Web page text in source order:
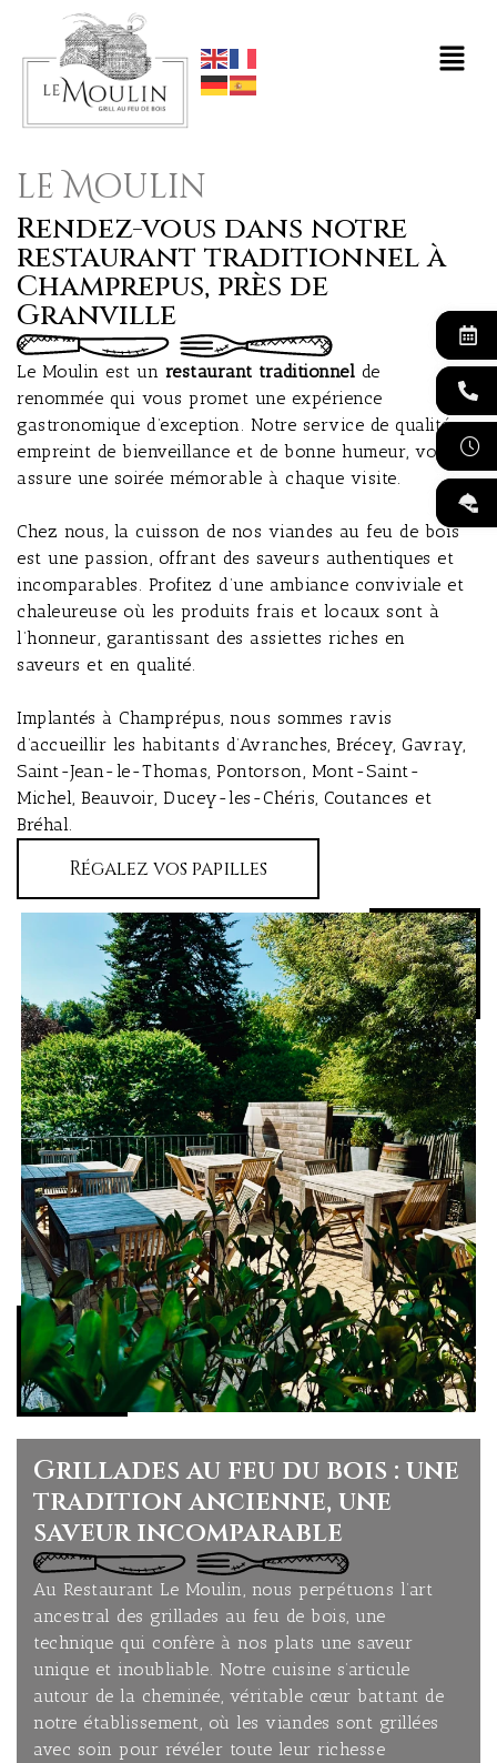
le Moulin
Rendez-vous dans notre
restaurant traditionnel à
Champrepus, près de
Granville
Le Moulin est un restaurant traditionnel de
renommée qui vous promet une expérience
gastronomique d’exception. Notre service de qualité,
empreint de bienveillance et de bonne humeur, vous
assure une soirée mémorable à chaque visite.
Chez nous, la cuisson de nos viandes au feu de bois
est une passion, offrant des saveurs authentiques et
incomparables. Profitez d’une ambiance conviviale et
chaleureuse où les produits frais et locaux sont à
l’honneur, garantissant des assiettes riches en
saveurs et en qualité.
Implantés à Champrépus, nous sommes ravis
d’accueillir les habitants d’Avranches, Brécey, Gavray,
Saint-Jean-le-Thomas, Pontorson, Mont-Saint-
Michel, Beauvoir, Ducey-les-Chéris, Coutances et
Bréhal.
Régalez vos papilles
Grillades au feu du bois : une
tradition ancienne, une
saveur incomparable
Au Restaurant Le Moulin, nous perpétuons l’art
ancestral des grillades au feu de bois, une
technique qui confère à nos plats une saveur
unique et inoubliable. Notre cuisine s’articule
autour de la cheminée, véritable cœur battant de
notre établissement, où les viandes sont grillées
avec soin pour révéler toute leur richesse